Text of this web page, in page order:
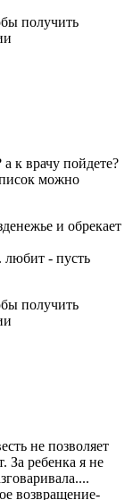
получить
а к врачу пойдете?
можно
и обрекает
любит - пусть
получить
не позволяет
За ребенка я не
возвращение-